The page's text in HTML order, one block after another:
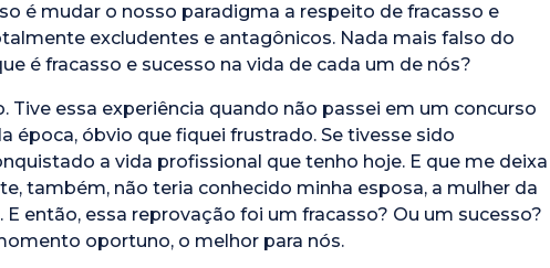
é mudar o nosso paradigma a respeito de fracasso e
excludentes e antagônicos. Nada mais falso do
é fracasso e sucesso na vida de cada um de nós?
Tive essa experiência quando não passei em um concurso
época, óbvio que fiquei frustrado. Se tivesse sido
a vida profissional que tenho hoje. E que me deixa
também, não teria conhecido minha esposa, a mulher da
então, essa reprovação foi um fracasso? Ou um sucesso?
oportuno, o melhor para nós.